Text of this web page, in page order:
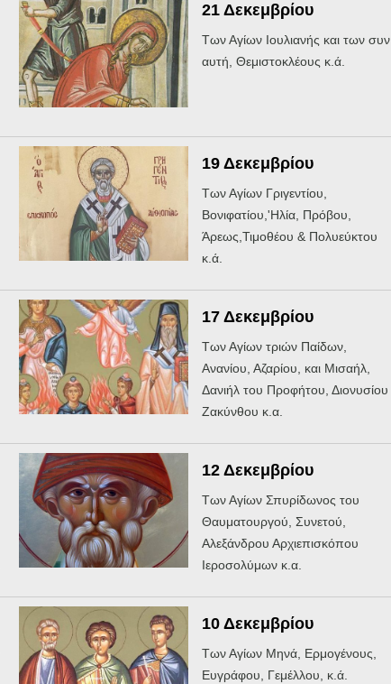
21 Δεκεμβρίου
Των Αγίων Ιουλιανής και των συν
αυτή, Θεμιστοκλέους κ.ά.
19 Δεκεμβρίου
Των Αγίων Γριγεντίου,
Βονιφατίου,'Ηλία, Πρόβου,
Άρεως,Τιμοθέου & Πολυεύκτου
κ.ά.
17 Δεκεμβρίου
Των Αγίων τριών Παίδων,
Ανανίου, Αζαρίου, και Μισαήλ,
Δανιήλ του Προφήτου, Διονυσίου
Ζακύνθου κ.α.
12 Δεκεμβρίου
Των Αγίων Σπυρίδωνος του
Θαυματουργού, Συνετού,
Αλεξάνδρου Αρχιεπισκόπου
Ιεροσολύμων κ.α.
10 Δεκεμβρίου
Των Αγίων Μηνά, Ερμογένους,
Ευγράφου, Γεμέλλου, κ.ά.